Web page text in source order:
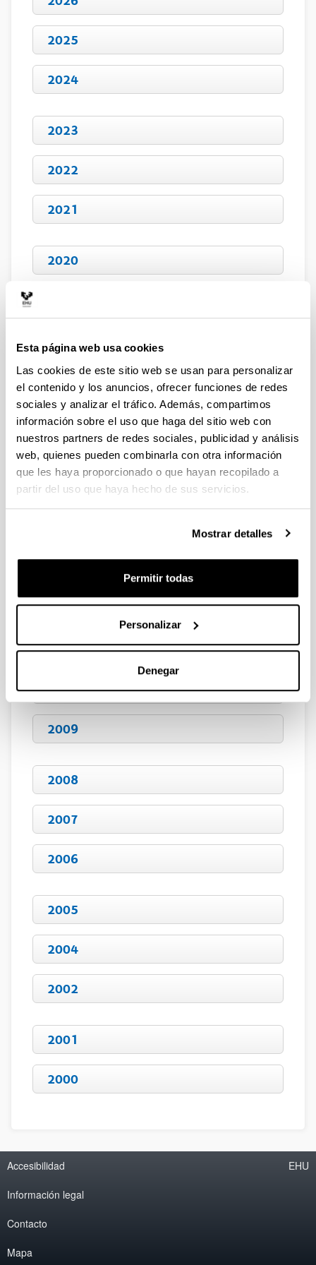
Esta página web usa cookies
Las cookies de este sitio web se usan para personalizar
el contenido y los anuncios, ofrecer funciones de redes
sociales y analizar el tráfico. Además, compartimos
información sobre el uso que haga del sitio web con
nuestros partners de redes sociales, publicidad y análisis
web, quienes pueden combinarla con otra información
que les haya proporcionado o que hayan recopilado a
partir del uso que haya hecho de sus servicios.
Mostrar detalles
Permitir todas
Personalizar
Denegar
2025
2024
2023
2022
2021
2020
2017
2016
2015
2013
2012
2011
2010
2009
2008
2007
2006
2005
2004
2002
2001
2000
Accesibilidad
Información legal
Contacto
Mapa
EHU